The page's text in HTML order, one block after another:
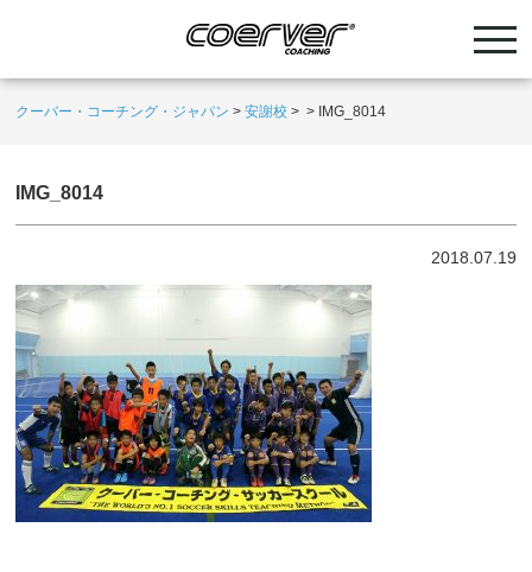
クーバー・コーチング・ジャパン >安謝校 > > IMG_8014
IMG_8014
2018.07.19